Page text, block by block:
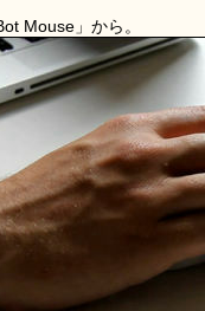
Mouse」から。